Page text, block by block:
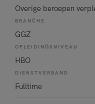
Overige beroepen
BRANCHE
GGZ
OPLEIDINGSNIVEAU
HBO
DIENSTVERBAND
Fulltime